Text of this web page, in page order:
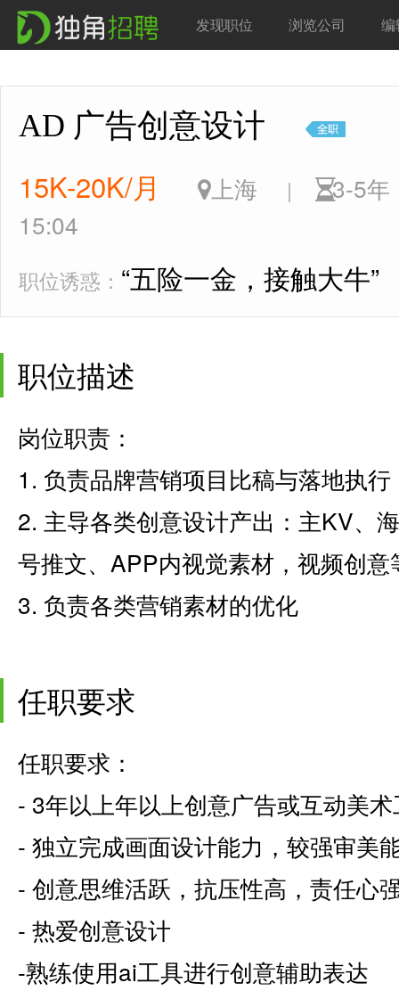
发现职位 浏览公司 编
AD 广告创意设计
15K-20K/月 上海 |
3-5
15:04
职位诱惑： “五险一金，接触大牛”
职位描述
岗位职责：
1. 负责品牌营销项目比稿与落地执行
2. 主导各类创意设计产出：主KV、
号推文、APP内视觉素材，视频创意
3. 负责各类营销素材的优化
任职要求
任职要求：
- 3年以上年以上创意广告或互动美
- 独立完成画面设计能力，较强审美
- 创意思维活跃，抗压性高，责任心
- 热爱创意设计
-熟练使用ai工具进行创意辅助表达